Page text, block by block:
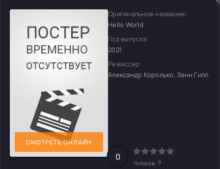
СМОТРЕТЬ ОНЛАЙН
Оригинальное название:
Hello World
Год выпуска:
2021
Режиссер:
Александр Королько, Занн Гилл
0
Голосов: 0